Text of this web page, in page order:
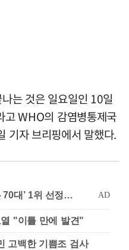
는 것은 일요일인 10일
고 WHO의 감염병통제국
기자 브리핑에서 말했다.
"이틀 만에 발견"
고백한 기쁨조 검사